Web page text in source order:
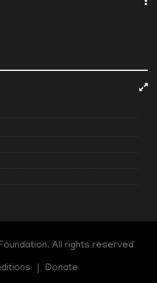
All rights reserved
Donate